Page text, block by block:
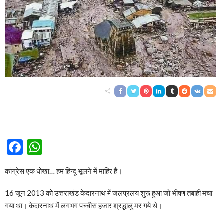
Facebook
कांग्रेस एक धोखा… हम हिन्दू भूलने में माहिर हैं।
16 जून 2013 को उत्तराखंड केदारनाथ में जलप्रलय शुरू हुआ जो भीषण तबाही मचा
गया था। केदारनाथ में लगभग पच्चीस हजार श्रद्धालु मर गये थे।